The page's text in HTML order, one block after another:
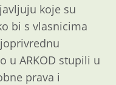
koje su
bi s vlasnicima
u ARKOD stupili u
prava i